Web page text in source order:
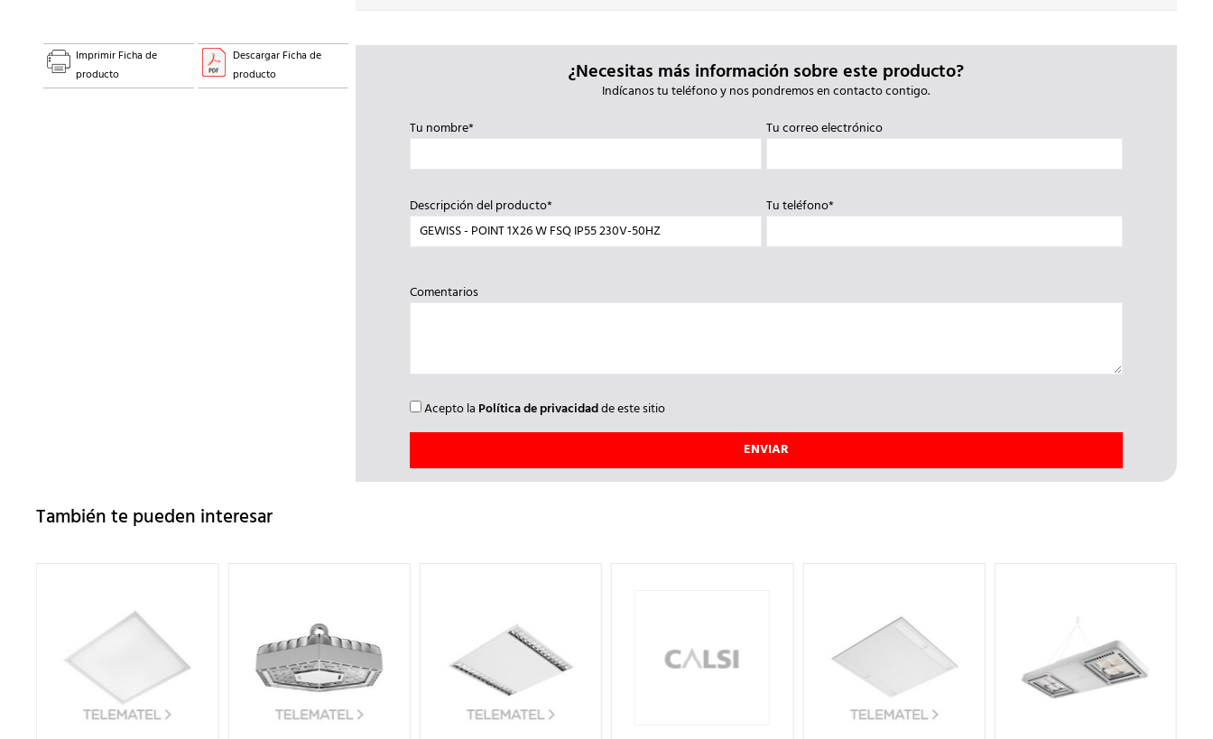
Imprimir Ficha de
producto
Descargar Ficha de
producto
¿Necesitas más información sobre este producto?
Indícanos tu teléfono y nos pondremos en contacto contigo.
Tu nombre*
Tu correo electrónico
Descripción del producto* Tu teléfono*
Comentarios
Acepto la Política de privacidadde este sitio
También te pueden interesar